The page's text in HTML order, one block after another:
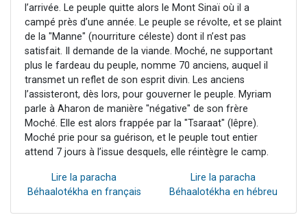
l’arrivée. Le peuple quitte alors le Mont Sinaï où il a
campé près d’une année. Le peuple se révolte, et se plaint
de la "Manne" (nourriture céleste) dont il n’est pas
satisfait. Il demande de la viande. Moché, ne supportant
plus le fardeau du peuple, nomme 70 anciens, auquel il
transmet un reflet de son esprit divin. Les anciens
l’assisteront, dès lors, pour gouverner le peuple. Myriam
parle à Aharon de manière "négative" de son frère
Moché. Elle est alors frappée par la "Tsaraat" (lêpre).
Moché prie pour sa guérison, et le peuple tout entier
attend 7 jours à l’issue desquels, elle réintègre le camp.
Lire la paracha
Béhaalotékha en français
Lire la paracha
Béhaalotékha en hébreu